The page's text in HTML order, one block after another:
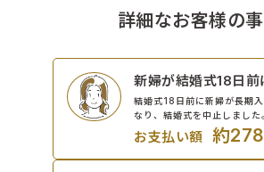
詳細なお客様の
新婦が結婚式18日前
結婚式18日前に新婦が長期
なり、結婚式を中止しました
お支払い額 約